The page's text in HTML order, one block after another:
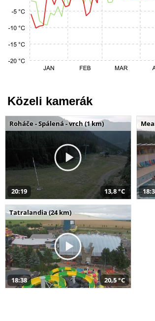
Közeli kamerák
Roháče - Spálená - vrch (1 km)
20:19 13,8 °C
Tatralandia (24 km)
18:38 20,5 °C